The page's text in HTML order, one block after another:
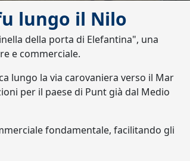
lungo il Nilo
della porta di Elefantina", una
e commerciale.
lungo la via carovaniera verso il Mar
per il paese di Punt già dal Medio
fondamentale, facilitando gli